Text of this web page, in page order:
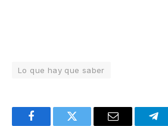
Lo que hay que saber